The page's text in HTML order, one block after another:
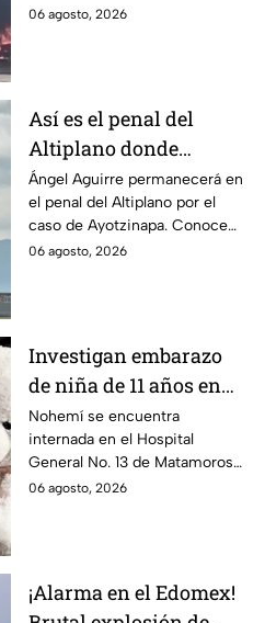
hospitalizadas. IMSS informó
06 agosto, 2026
Así es el penal del
Altiplano donde
permanecerá Ángel
Aguirre por caso
Ayotzinapa
Ángel Aguirre permanecerá en
el penal del Altiplano por el
caso de Ayotzinapa. Conoce
dónde está, cómo es esta
06 agosto, 2026
Investigan embarazo
de niña de 11 años en
Matamoros,
Tamaulipas; ¿qué pasó
con Nohemí?
Nohemí se encuentra
internada en el Hospital
General No. 13 de Matamoros
tras complicaciones por un
06 agosto, 2026
¡Alarma en el Edomex!